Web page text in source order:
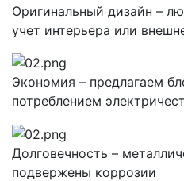
Оригинальный дизайн –
учет интерьера или
Экономия – предлагаем
потреблением
Долговечность –
подвержены коррозии